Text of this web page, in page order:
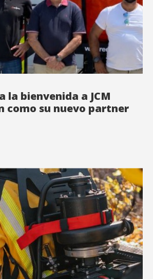
la bienvenida a JCM
como su nuevo partner